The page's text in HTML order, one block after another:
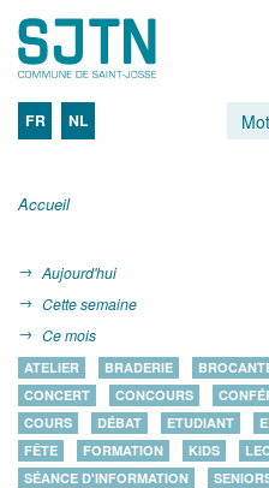
FR NL
Accueil
Aujourd'hui
Cette semaine
Ce mois
ATELIER BRADERIE
CONCERT
CONCOURS
COURS
DÉBAT ETUDIANT
FÊTE
FORMATION KIDS
SÉANCE D'INFORMATION